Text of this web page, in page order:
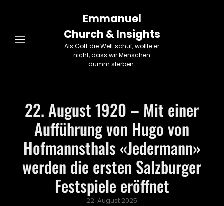
Emmanuel
Church & Insights
Als Gott die Welt schuf, wollte er
nicht, dass wir Menschen
dumm sterben.
22. August 1920 – Mit einer
Aufführung von Hugo von
Hofmannsthals «Jedermann»
werden die ersten Salzburger
Festspiele eröffnet
Posted
22. August 2025